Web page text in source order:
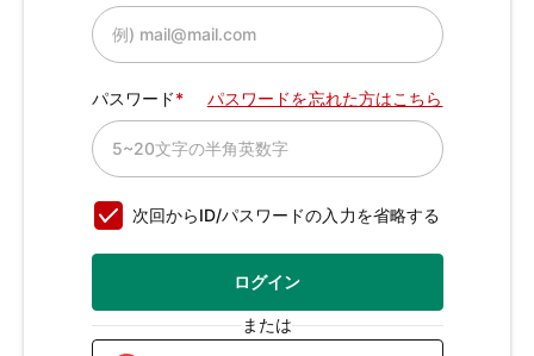
パスワード パスワードを忘れた方はこちら
次回からID/パスワードの入力を省略する
ログイン
または